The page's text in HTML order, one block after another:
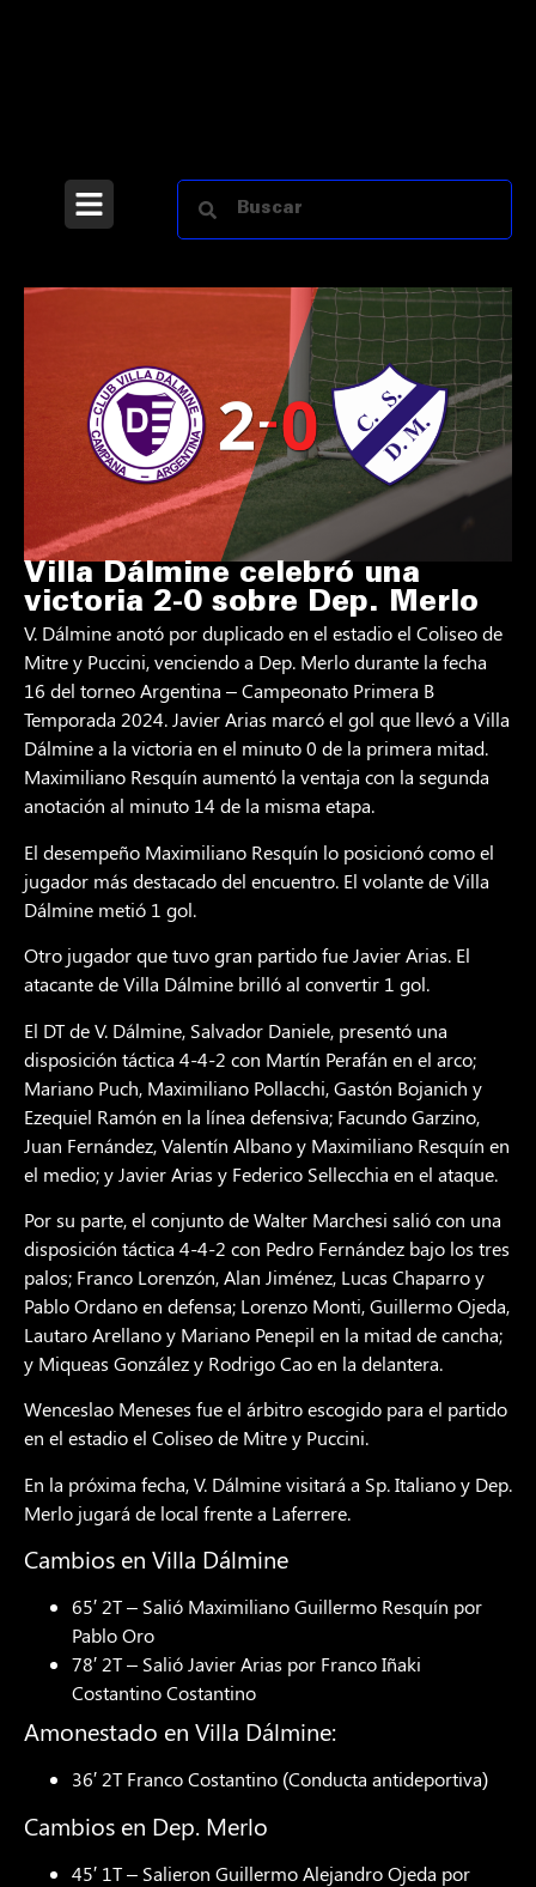
Villa Dálmine celebró una
victoria 2-0 sobre Dep. Merlo
V. Dálmine anotó por duplicado en el estadio el Coliseo de
Mitre y Puccini, venciendo a Dep. Merlo durante la fecha
16 del torneo Argentina – Campeonato Primera B
Temporada 2024. Javier Arias marcó el gol que llevó a Villa
Dálmine a la victoria en el minuto 0 de la primera mitad.
Maximiliano Resquín aumentó la ventaja con la segunda
anotación al minuto 14 de la misma etapa.
El desempeño Maximiliano Resquín lo posicionó como el
jugador más destacado del encuentro. El volante de Villa
Dálmine metió 1 gol.
Otro jugador que tuvo gran partido fue Javier Arias. El
atacante de Villa Dálmine brilló al convertir 1 gol.
El DT de V. Dálmine, Salvador Daniele, presentó una
disposición táctica 4-4-2 con Martín Perafán en el arco;
Mariano Puch, Maximiliano Pollacchi, Gastón Bojanich y
Ezequiel Ramón en la línea defensiva; Facundo Garzino,
Juan Fernández, Valentín Albano y Maximiliano Resquín en
el medio; y Javier Arias y Federico Sellecchia en el ataque.
Por su parte, el conjunto de Walter Marchesi salió con una
disposición táctica 4-4-2 con Pedro Fernández bajo los tres
palos; Franco Lorenzón, Alan Jiménez, Lucas Chaparro y
Pablo Ordano en defensa; Lorenzo Monti, Guillermo Ojeda,
Lautaro Arellano y Mariano Penepil en la mitad de cancha;
y Miqueas González y Rodrigo Cao en la delantera.
Wenceslao Meneses fue el árbitro escogido para el partido
en el estadio el Coliseo de Mitre y Puccini.
En la próxima fecha, V. Dálmine visitará a Sp. Italiano y Dep.
Merlo jugará de local frente a Laferrere.
Cambios en Villa Dálmine
65′ 2T – Salió Maximiliano Guillermo Resquín por
Pablo Oro
78′ 2T – Salió Javier Arias por Franco Iñaki
Costantino Costantino
Amonestado en Villa Dálmine:
36′ 2T Franco Costantino (Conducta antideportiva)
Cambios en Dep. Merlo
45′ 1T – Salieron Guillermo Alejandro Ojeda por